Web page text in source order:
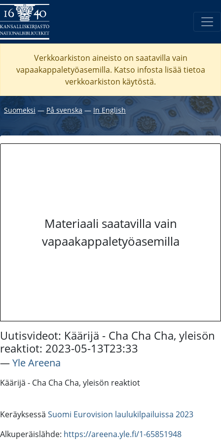
Verkkoarkiston aineisto on saatavilla vain
vapaakappaletyöasemilla. Katso infosta lisää tietoa
verkkoarkiston käytöstä.
Suomeksi ― På svenska ― In English
Materiaali saatavilla vain
vapaakappaletyöasemilla
Uutisvideot: Käärijä - Cha Cha Cha, yleisön
reaktiot: 2023-05-13T23:33
―Yle Areena
Käärijä - Cha Cha Cha, yleisön reaktiot
Keräyksessä Suomi Eurovision laulukilpailuissa 2023
Alkuperäislähde: https://areena.yle.fi/1-65851948